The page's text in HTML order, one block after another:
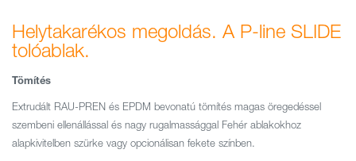
Helytakarékos megoldás. A P-line SLIDE
tolóablak.
Tömítés
Extrudált RAU-PREN és EPDM bevonatú tömítés magas öregedéssel
szembeni ellenállással és nagy rugalmassággal Fehér ablakokhoz
alapkivitelben szürke vagy opcionálisan fekete színben.